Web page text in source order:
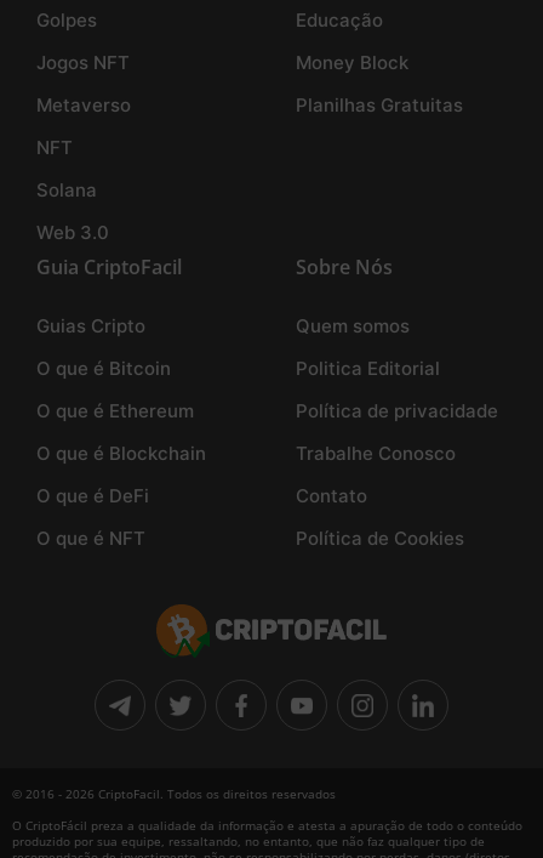
Golpes
Jogos NFT
Metaverso
NFT
Solana
Web 3.0
Educação
Money Block
Planilhas Gratuitas
Guia CriptoFacil
Guias Cripto
O que é Bitcoin
O que é Ethereum
O que é Blockchain
O que é DeFi
O que é NFT
Sobre Nós
Quem somos
Politica Editorial
Política de privacidade
Trabalhe Conosco
Contato
Política de Cookies
© 2016 - 2026 CriptoFacil. Todos os direitos reservados
O CriptoFácil preza a qualidade da informação e atesta a apuração de todo o conteúdo
produzido por sua equipe, ressaltando, no entanto, que não faz qualquer tipo de